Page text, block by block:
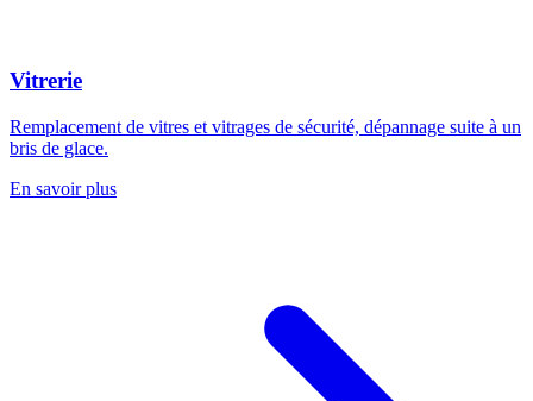
Vitrerie
Remplacement de vitres et vitrages de sécurité, dépannage suite à un
bris de glace.
En savoir plus